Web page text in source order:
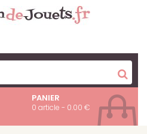
PANIER
0 article - 0.00 €